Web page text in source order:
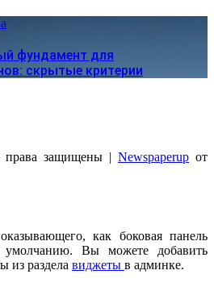
фундамент для
скрытые критерии
права защищены | Newspaperup от
как боковая панель
умолчанию. Вы можете добавить
из раздела виджеты в админке.